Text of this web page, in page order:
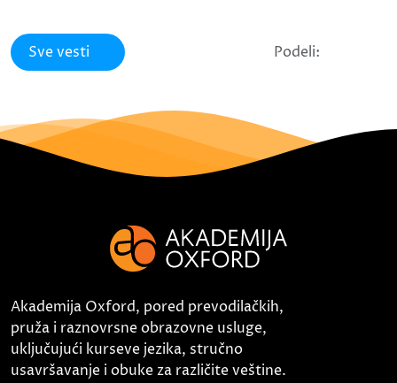
Sve vesti Podeli:
Akademija Oxford, pored prevodilačkih,
pruža i raznovrsne obrazovne usluge,
uključujući kurseve jezika, stručno
usavršavanje i obuke za različite veštine.